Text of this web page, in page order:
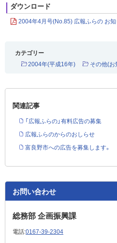
ダウンロード
2004年4月号(No.85) 広報ふらの お知
カテゴリー
2004年(平成16年)
その他(お
関連記事
「広報ふらの」有料広告の募集
広報ふらのからのおしらせ
富良野市への広告を募集します。
お問い合わせ
総務部 企画振興課
電話:0167-39-2304